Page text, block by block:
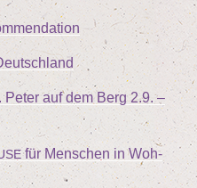
Peter auf dem Berg2.9. –
für Men­schen in Woh­